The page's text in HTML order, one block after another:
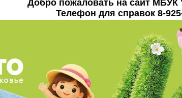
Добро пожаловать на сайт
Телефон для справок 8-